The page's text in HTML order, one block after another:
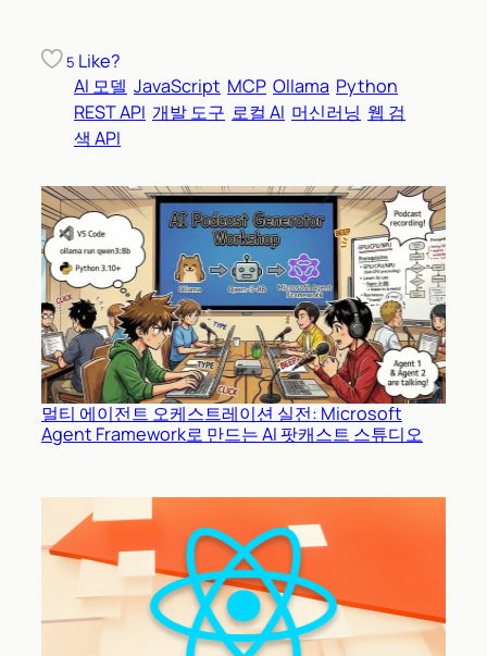
5 Like?
AI 모델 JavaScript MCP Ollama Python
REST API 개발 도구 로컬 AI 머신러닝 웹 검
색 API
멀티 에이전트 오케스트레이션 실전: Microsoft
Agent Framework로 만드는 AI 팟캐스트 스튜디오